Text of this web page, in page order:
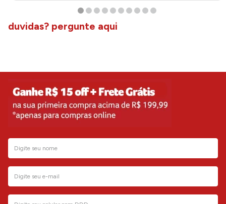
duvidas? pergunte aqui